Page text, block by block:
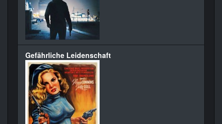
Gefährliche Leidenschaft